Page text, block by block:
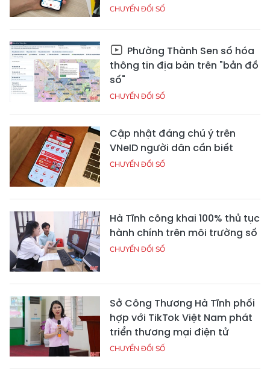
CHUYỂN ĐỔI SỐ
Phường Thành Sen số hóa
thông tin địa bàn trên "bản đồ
số"
CHUYỂN ĐỔI SỐ
Cập nhật đáng chú ý trên
VNeID người dân cần biết
CHUYỂN ĐỔI SỐ
Hà Tĩnh công khai 100% thủ tục
hành chính trên môi trường số
CHUYỂN ĐỔI SỐ
Sở Công Thương Hà Tĩnh phối
hợp với TikTok Việt Nam phát
triển thương mại điện tử
CHUYỂN ĐỔI SỐ